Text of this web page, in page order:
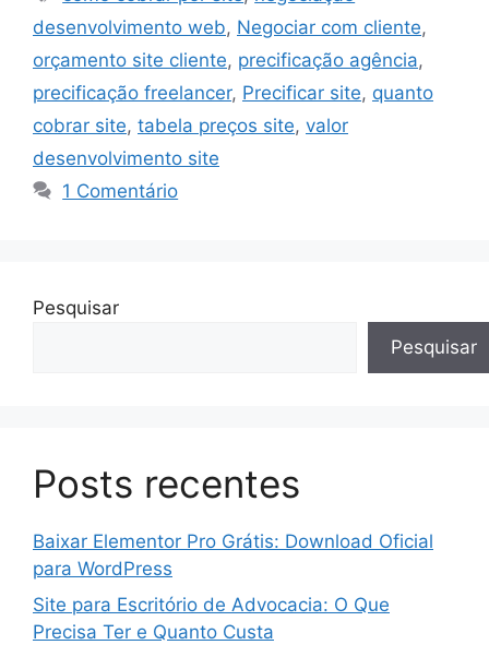
desenvolvimento web, Negociar com cliente,
orçamento site cliente, precificação agência,
precificação freelancer, Precificar site, quanto
cobrar site, tabela preços site, valor
desenvolvimento site
1 Comentário
Pesquisar
Pesquisar
Posts recentes
Baixar Elementor Pro Grátis: Download Oficial
para WordPress
Site para Escritório de Advocacia: O Que
Precisa Ter e Quanto Custa